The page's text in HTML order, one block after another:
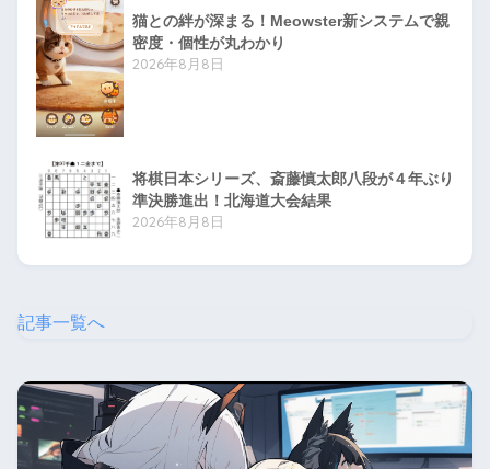
猫との絆が深まる！Meowster新システムで親
密度・個性が丸わかり
2026年8月8日
将棋日本シリーズ、斎藤慎太郎八段が４年ぶり
準決勝進出！北海道大会結果
2026年8月8日
記事一覧へ